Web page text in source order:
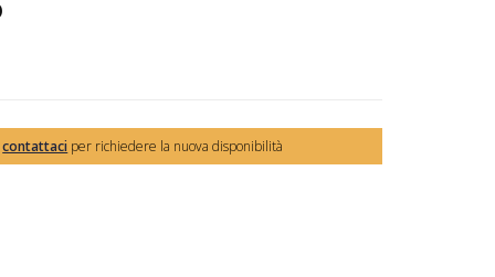
contattaci per richiedere la nuova disponibilità